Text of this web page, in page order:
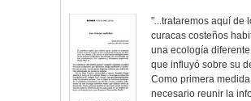
"...trataremos aquí de
curacas costeños
una ecología
que influyó sobre su
Como primera
necesario reunir la